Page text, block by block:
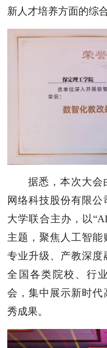
新人才培养方面的综
据悉，本次大会
网络科技股份有限
大学联合主办，以
主题，聚焦人工智
专业升级、产教深
全国各类院校、行
会，集中展示新时
秀成果。